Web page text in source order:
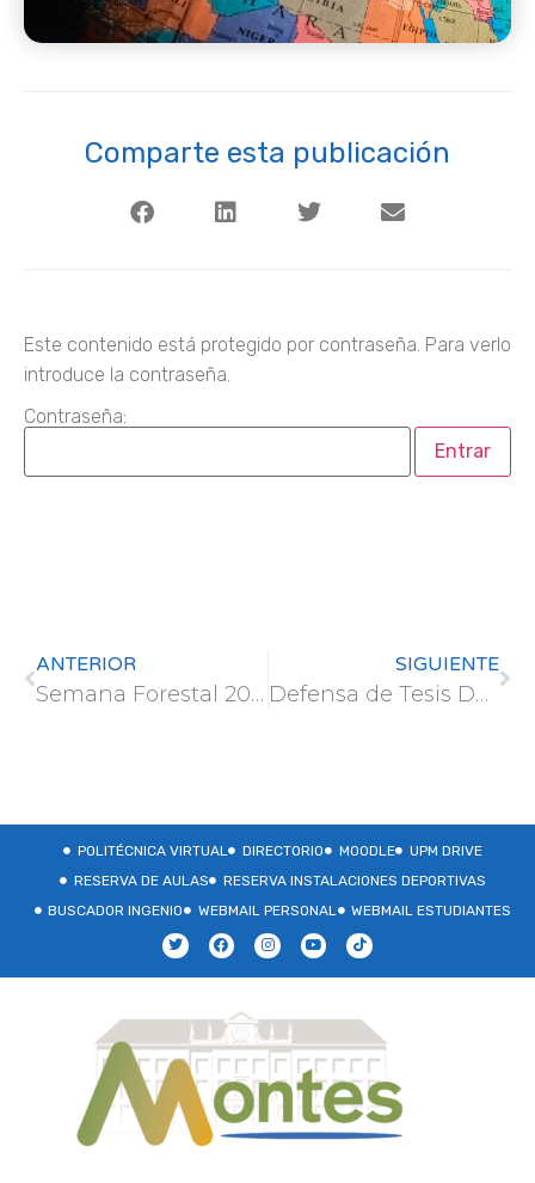
Comparte esta publicación
Este contenido está protegido por contraseña. Para verlo
introduce la contraseña.
Contraseña:
ANTERIOR
Semana Forestal 2024
SIGUIENTE
Defensa de Tesis Doctoral – Sergio de Frutos López
POLITÉCNICA VIRTUAL DIRECTORIO MOODLE
UPM DRIVE
RESERVA DE AULAS
RESERVA INSTALACIONES DEPORTIVAS
BUSCADOR INGENIO
WEBMAIL PERSONAL WEBMAIL ESTUDIANTES